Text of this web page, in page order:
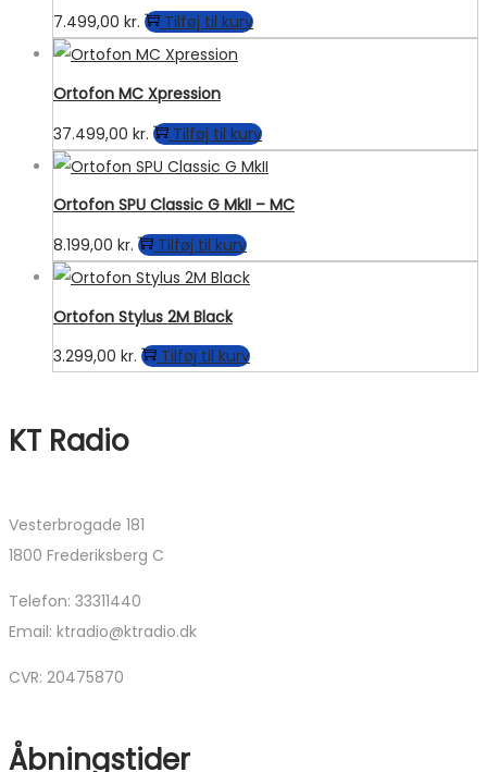
7.499,00 kr. Tilføj til kurv
Ortofon MC Xpression
37.499,00 kr. Tilføj til kurv
Ortofon SPU Classic G MkII – MC
8.199,00 kr. Tilføj til kurv
Ortofon Stylus 2M Black
3.299,00 kr. Tilføj til kurv
KT Radio
Vesterbrogade 181
1800 Frederiksberg C
Telefon: 33311440
Email: ktradio@ktradio.dk
CVR: 20475870
Åbningstider